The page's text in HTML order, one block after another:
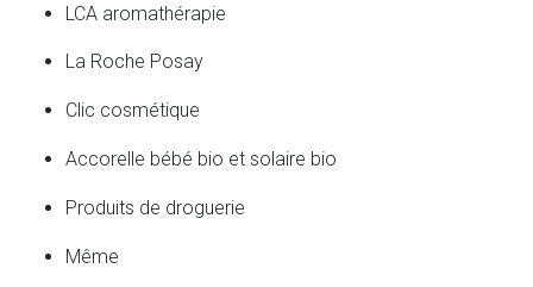
LCA aromathérapie
La Roche Posay
Clic cosmétique
Accorelle bébé bio et solaire bio
Produits de droguerie
Même